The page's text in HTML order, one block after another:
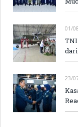
01/
TNI
23/